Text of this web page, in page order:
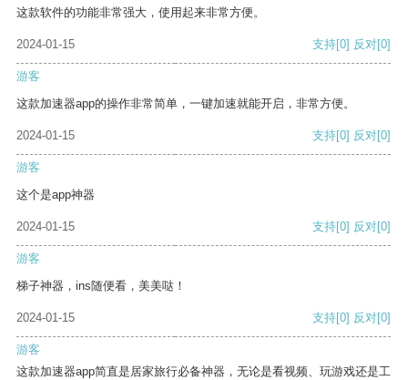
这款软件的功能非常强大，使用起来非常方便。
2024-01-15 支持[0] 反对[0]
游客
这款加速器app的操作非常简单，一键加速就能开启，非常方便。
2024-01-15 支持[0] 反对[0]
游客
这个是app神器
2024-01-15 支持[0] 反对[0]
游客
梯子神器，ins随便看，美美哒！
2024-01-15 支持[0] 反对[0]
游客
这款加速器app简直是居家旅行必备神器，无论是看视频、玩游戏还是工